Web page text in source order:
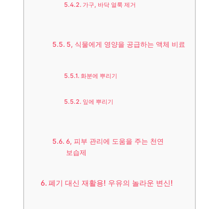
가구, 바닥 얼룩 제거
5, 식물에게 영양을 공급하는 액체 비료
화분에 뿌리기
잎에 뿌리기
6, 피부 관리에 도움을 주는 천연
보습제
폐기 대신 재활용! 우유의 놀라운 변신!